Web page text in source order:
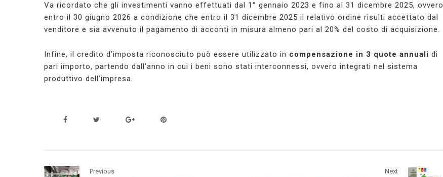
Va ricordato che gli investimenti vanno effettuati dal 1° gennaio 2023 e fino al 31 dicembre 2025, ovvero
entro il 30 giugno 2026 a condizione che entro il 31 dicembre 2025 il relativo ordine risulti accettato dal
venditore e sia avvenuto il pagamento di acconti in misura almeno pari al 20% del costo di acquisizione.
Infine, il credito d’imposta riconosciuto può essere utilizzato in compensazione in 3 quote annuali di
pari importo, partendo dall’anno in cui i beni sono stati interconnessi, ovvero integrati nel sistema
produttivo dell’impresa.
Previous Next